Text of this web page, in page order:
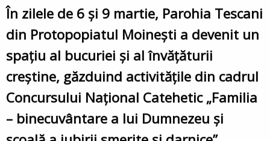
În zilele de 6 și 9 martie, Parohia Tescani
din Protopopiatul Moinești a devenit un
spațiu al bucuriei și al învățăturii
creștine, găzduind activitățile din cadrul
Concursului Național Catehetic „Familia
– binecuvântare a lui Dumnezeu şi